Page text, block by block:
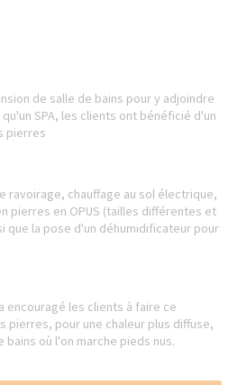
de salle de bains pour y adjoindre
SPA, les clients ont bénéficié d'un
pierres
ravoirage, chauffage au sol électrique,
pierres en OPUS (tailles différentes et
que la pose d'un déhumidificateur pour
encouragé les clients à faire ce
pierres, pour une chaleur plus diffuse,
bains où l'on marche pieds nus.